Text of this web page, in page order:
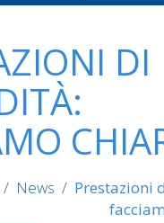
DI
/ News / Prestazioni